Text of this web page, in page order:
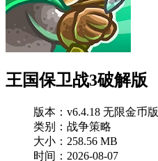
王国保卫战3破解版
版本：v6.4.18 无限金币版
类别：战争策略
大小：258.56 MB
时间：2026-08-07